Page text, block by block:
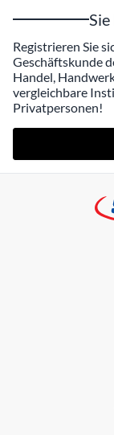
Sie
Registrieren Sie
Geschäftskunde
Handel,
vergleichbare
Privatpersonen!